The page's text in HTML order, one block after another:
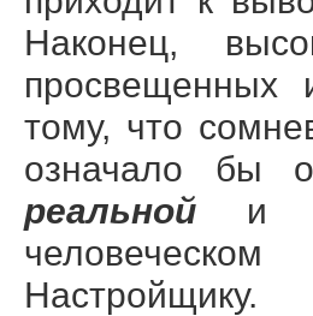
Наконец,
просвещенных
тому, что
означало бы
реальной и
Настройщику.